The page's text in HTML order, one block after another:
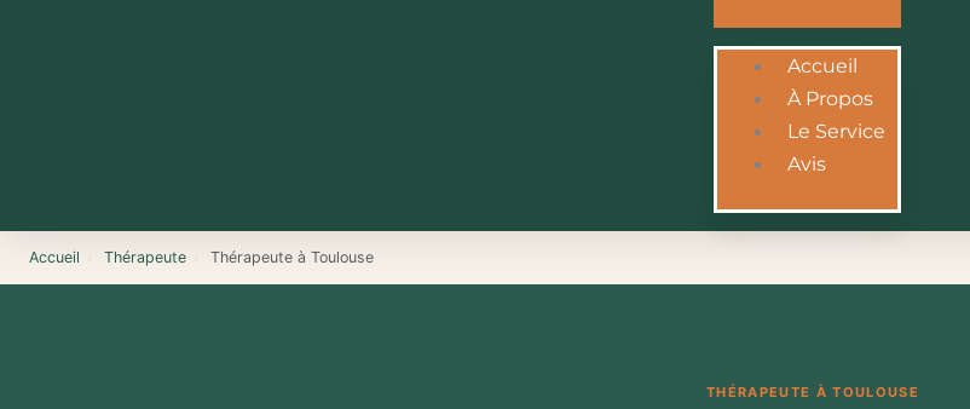
Accueil
À Propos
Le Service
Avis
Accueil Thérapeute Thérapeute à Toulouse
THÉRAPEUTE À TOULOUSE